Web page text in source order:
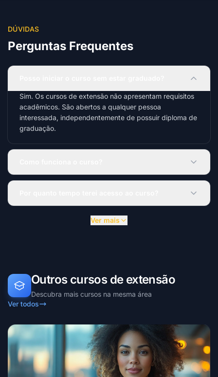
DÚVIDAS
Perguntas Frequentes
Sim. Os cursos de extensão não apresentam requisitos
acadêmicos. São abertos a qualquer pessoa
interessada, independentemente de possuir diploma de
graduação.
Ver mais
Outros cursos de extensão
Descubra mais cursos na mesma área
Ver todos